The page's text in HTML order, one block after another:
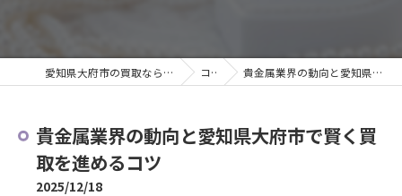
愛知県大府市の買取なら買取大吉 大府共栄町3丁目店 コラム 貴金属業界の動向と愛知県大府市で賢く買取を進めるコツ
貴金属業界の動向と愛知県大府市で賢く買
取を進めるコツ
2025/12/18